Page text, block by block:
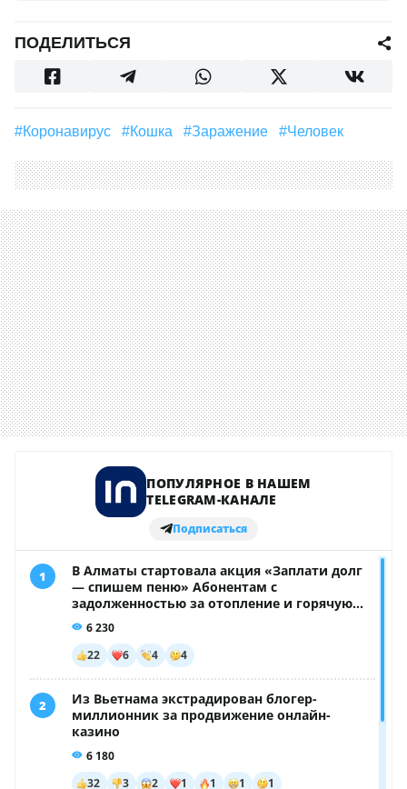
ПОДЕЛИТЬСЯ
#Коронавирус #Кошка #Заражение #человек